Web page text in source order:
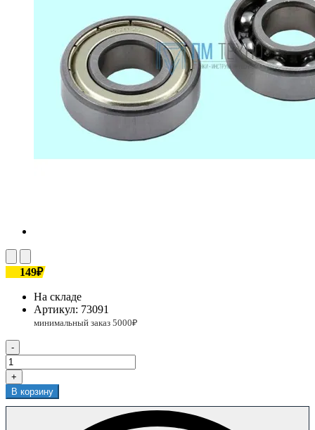
149₽
На складе
Артикул: 73091
-
+
В корзину